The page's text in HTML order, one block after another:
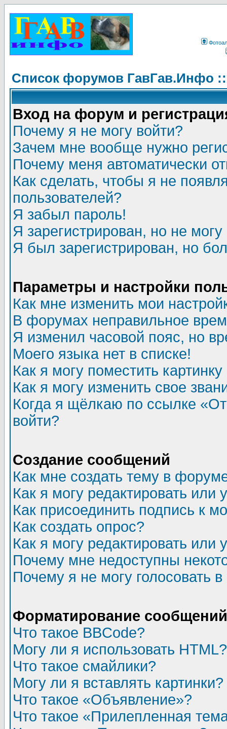
Список форумов ГавГав.Инфо
Вход на форум и
Почему я не могу войти?
Зачем мне вообще нужно
Почему меня автоматически
Как сделать, чтобы я не
пользователей?
Я забыл пароль!
Я зарегистрирован, но не могу
Я был зарегистрирован, но
Параметры и настройки
Как мне изменить мои
В форумах неправильное
Я изменил часовой пояс, но
Моего языка нет в списке!
Как я могу поместить
Как я могу изменить свое
Когда я щёлкаю по ссылке
войти?
Создание сообщений
Как мне создать тему в
Как я могу редактировать или
Как присоединить подпись к
Как создать опрос?
Как я могу редактировать или
Почему мне недоступны
Почему я не могу голосовать
Форматирование
Что такое BBCode?
Могу ли я использовать HTML?
Что такое смайлики?
Могу ли я вставлять картинки?
Что такое «Объявление»?
Что такое «Прилепленная